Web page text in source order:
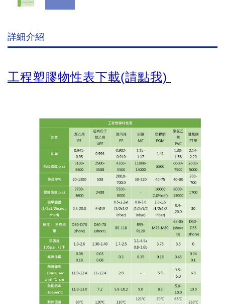
詳細介紹
工程塑膠物性表下載(請點我)